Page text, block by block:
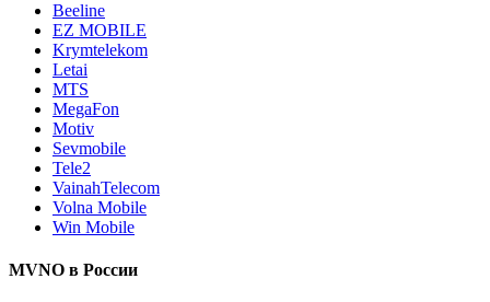
Beeline
EZ MOBILE
Krymtelekom
Letai
MTS
MegaFon
Motiv
Sevmobile
Tele2
VainahTelecom
Volna Mobile
Win Mobile
MVNO в России